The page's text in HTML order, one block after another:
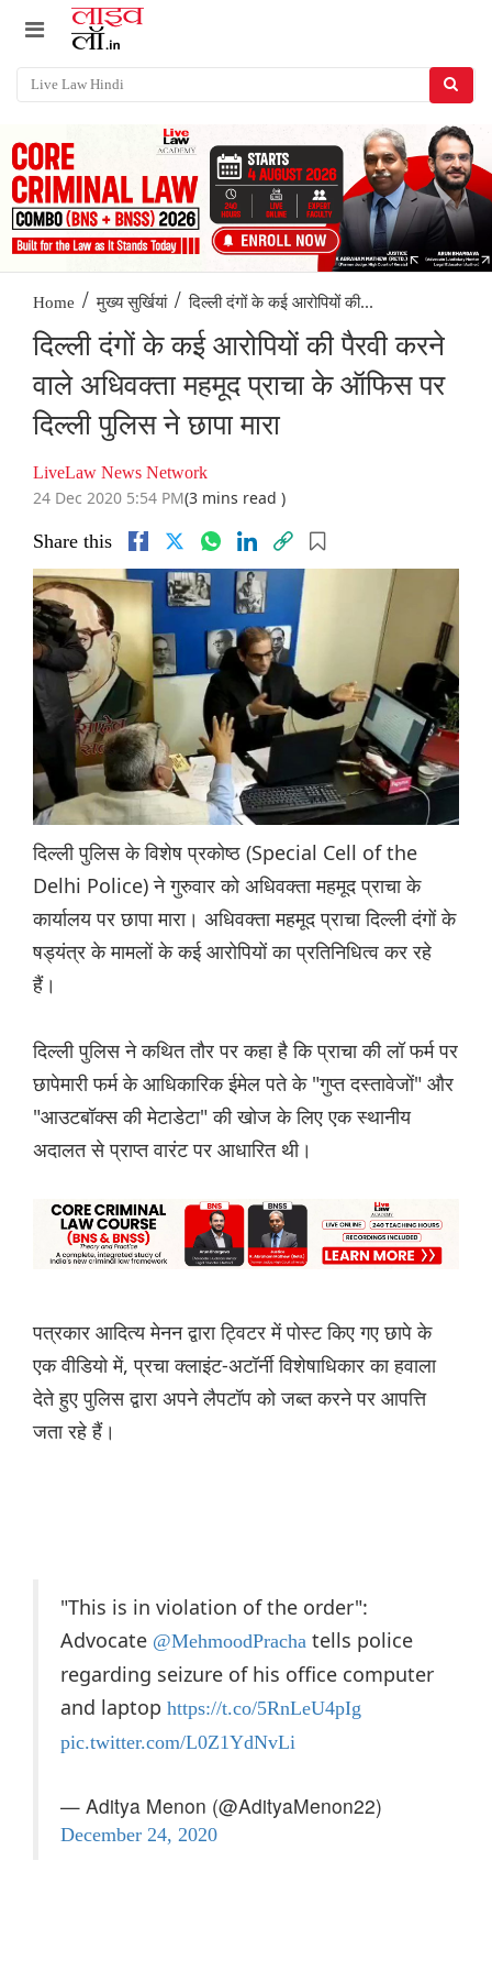
Home / मुख्य सुर्खियां / दिल्ली दंगों के कई आरोपियों की...
दिल्ली दंगों के कई आरोपियों की पैरवी करने
वाले अधिवक्ता महमूद प्राचा के ऑफिस पर
दिल्ली पुलिस ने छापा मारा
LiveLaw News Network
24 Dec 2020 5:54 PM(3 mins read )
Share this
दिल्ली पुलिस के विशेष प्रकोष्ठ (Special Cell of the
Delhi Police) ने गुरुवार को अधिवक्ता महमूद प्राचा के
कार्यालय पर छापा मारा। अधिवक्ता महमूद प्राचा दिल्ली दंगों के
षड्यंत्र के मामलों के कई आरोपियों का प्रतिनिधित्व कर रहे
हैं।
दिल्ली पुलिस ने कथित तौर पर कहा है कि प्राचा की लॉ फर्म पर
छापेमारी फर्म के आधिकारिक ईमेल पते के "गुप्त दस्तावेजों" और
"आउटबॉक्स की मेटाडेटा" की खोज के लिए एक स्थानीय
अदालत से प्राप्त वारंट पर आधारित थी।
पत्रकार आदित्य मेनन द्वारा ट्विटर में पोस्ट किए गए छापे के
एक वीडियो में, प्रचा क्लाइंट-अटॉर्नी विशेषाधिकार का हवाला
देते हुए पुलिस द्वारा अपने लैपटॉप को जब्त करने पर आपत्ति
जता रहे हैं।
"This is in violation of the order":
Advocate @MehmoodPracha tells police
regarding seizure of his office computer
and laptop https://t.co/5RnLeU4pIg
pic.twitter.com/L0Z1YdNvLi
— Aditya Menon (@AdityaMenon22)
December 24, 2020